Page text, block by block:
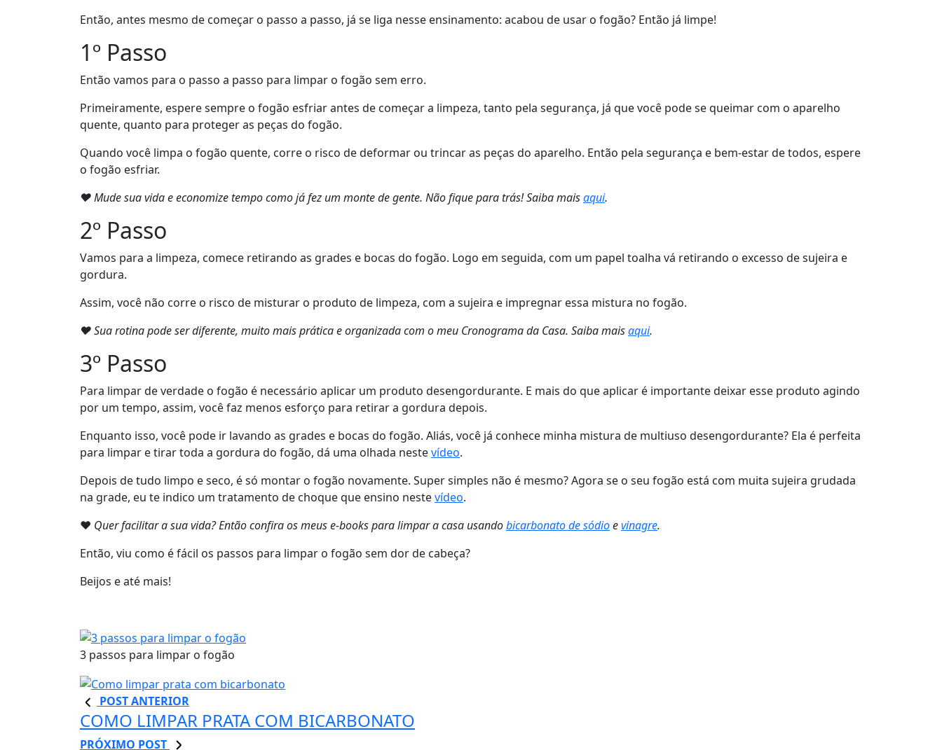
Então, antes mesmo de começar o passo a passo, já se liga nesse ensinamento: acabou de usar o fogão? Então já limpe!
1º Passo
Então vamos para o passo a passo para limpar o fogão sem erro.
Primeiramente, espere sempre o fogão esfriar antes de começar a limpeza, tanto pela segurança, já que você pode se queimar com o aparelho
quente, quanto para proteger as peças do fogão.
Quando você limpa o fogão quente, corre o risco de deformar ou trincar as peças do aparelho. Então pela segurança e bem-estar de todos, espere
o fogão esfriar.
❤ Mude sua vida e economize tempo como já fez um monte de gente. Não fique para trás! Saiba maisaqui.
2º Passo
Vamos para a limpeza, comece retirando as grades e bocas do fogão. Logo em seguida, com um papel toalha vá retirando o excesso de sujeira e
gordura.
Assim, você não corre o risco de misturar o produto de limpeza, com a sujeira e impregnar essa mistura no fogão.
❤ Sua rotina pode ser diferente, muito mais prática e organizada com o meu Cronograma da Casa. Saiba maisaqui.
3º Passo
Para limpar de verdade o fogão é necessário aplicar um produto desengordurante. E mais do que aplicar é importante deixar esse produto agindo
por um tempo, assim, você faz menos esforço para retirar a gordura depois.
Enquanto isso, você pode ir lavando as grades e bocas do fogão. Aliás, você já conhece minha mistura de multiuso desengordurante? Ela é perfeita
para limpar e tirar toda a gordura do fogão, dá uma olhada nestevídeo.
Depois de tudo limpo e seco, é só montar o fogão novamente. Super simples não é mesmo? Agora se o seu fogão está com muita sujeira grudada
na grade, eu te indico um tratamento de choque que ensino nestevídeo.
❤ Quer facilitar a sua vida? Então confira os meus e-books paralimpar a casa usandobicarbonato de sódioevinagre.
Então, viu como é fácil os passos para limpar o fogão sem dor de cabeça?
Beijos e até mais!
3 passos para limpar o fogão
POST ANTERIOR
COMO LIMPAR PRATA COM BICARBONATO
PRÓXIMO POST